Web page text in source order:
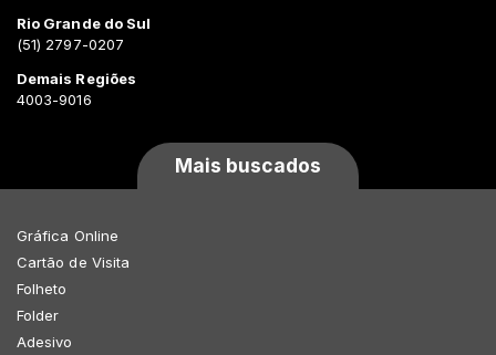
Rio Grande do Sul
(51) 2797-0207
Demais Regiões
4003-9016
Mais buscados
Gráfica Online
Cartão de Visita
Folheto
Folder
Adesivo